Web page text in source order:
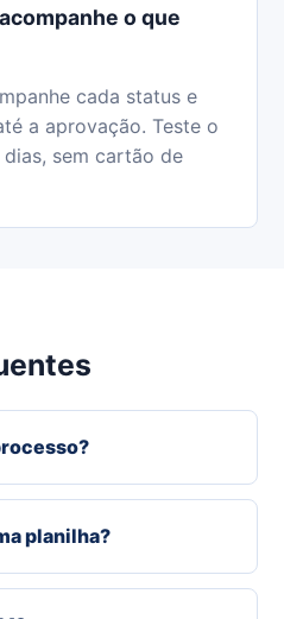
o que
cada status e
a aprovação. Teste o
sem cartão de
planilha?